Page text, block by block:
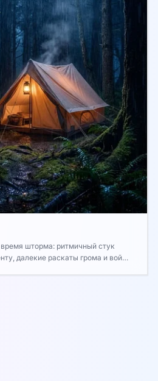
шторма: ритмичный стук
далекие раскаты грома и вой